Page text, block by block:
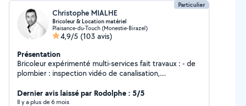
Particulier
Christophe MIALHE
Bricoleur & Location matériel
Plaisance-du-Touch (Monestie-Birazel)
4,9/5 (103 avis)
Présentation
Bricoleur expérimenté multi-services fait travaux : - de
plombier : inspection vidéo de canalisation,
robinetterie, mécanisme de chasse d'eau, joint silicone
de baignoire ; - d'électricien : remplacement de prise,
Dernier avis laissé par Rodolphe : 5/5
Il y a plus de 6 mois